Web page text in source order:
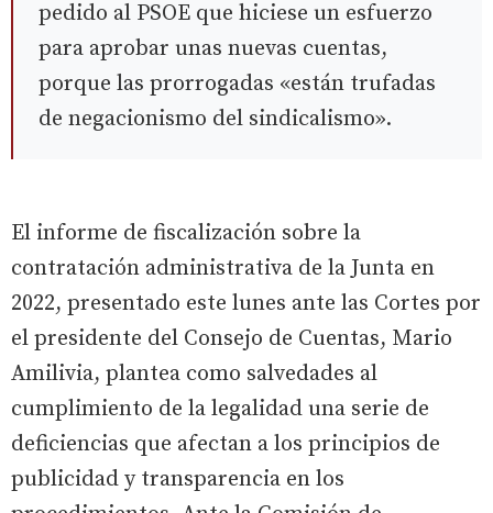
pedido al PSOE que hiciese un esfuerzo
para aprobar unas nuevas cuentas,
porque las prorrogadas «están trufadas
de negacionismo del sindicalismo».
El informe de fiscalización sobre la
contratación administrativa de la Junta en
2022, presentado este lunes ante las Cortes por
el presidente del Consejo de Cuentas, Mario
Amilivia, plantea como salvedades al
cumplimiento de la legalidad una serie de
deficiencias que afectan a los principios de
publicidad y transparencia en los